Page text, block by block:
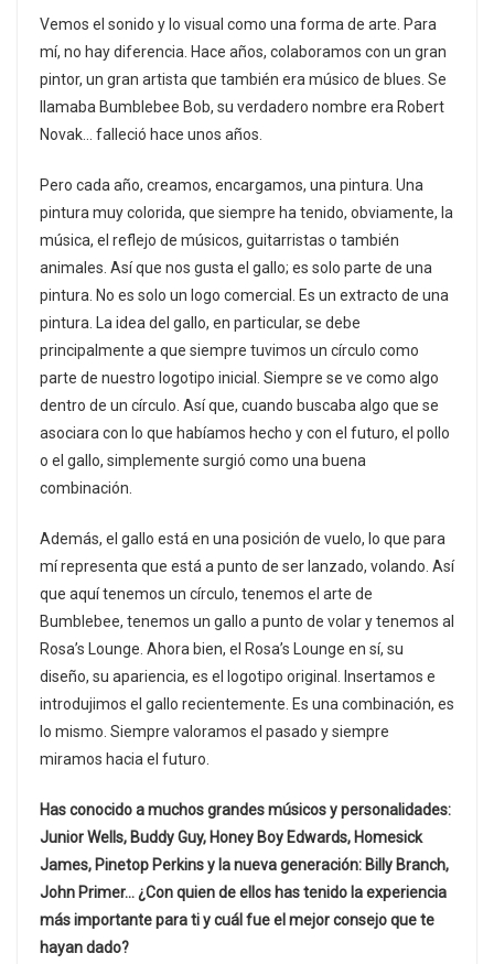
Vemos el sonido y lo visual como una forma de arte. Para
mí, no hay diferencia. Hace años, colaboramos con un gran
pintor, un gran artista que también era músico de blues. Se
llamaba Bumblebee Bob, su verdadero nombre era Robert
Novak… falleció hace unos años.
Pero cada año, creamos, encargamos, una pintura. Una
pintura muy colorida, que siempre ha tenido, obviamente, la
música, el reflejo de músicos, guitarristas o también
animales. Así que nos gusta el gallo; es solo parte de una
pintura. No es solo un logo comercial. Es un extracto de una
pintura. La idea del gallo, en particular, se debe
principalmente a que siempre tuvimos un círculo como
parte de nuestro logotipo inicial. Siempre se ve como algo
dentro de un círculo. Así que, cuando buscaba algo que se
asociara con lo que habíamos hecho y con el futuro, el pollo
o el gallo, simplemente surgió como una buena
combinación.
Además, el gallo está en una posición de vuelo, lo que para
mí representa que está a punto de ser lanzado, volando. Así
que aquí tenemos un círculo, tenemos el arte de
Bumblebee, tenemos un gallo a punto de volar y tenemos al
Rosa’s Lounge. Ahora bien, el Rosa’s Lounge en sí, su
diseño, su apariencia, es el logotipo original. Insertamos e
introdujimos el gallo recientemente. Es una combinación, es
lo mismo. Siempre valoramos el pasado y siempre
miramos hacia el futuro.
Has conocido a muchos grandes músicos y personalidades:
Junior Wells, Buddy Guy, Honey Boy Edwards, Homesick
James, Pinetop Perkins y la nueva generación: Billy Branch,
John Primer… ¿Con quien de ellos has tenido la experiencia
más importante para ti y cuál fue el mejor consejo que te
hayan dado?